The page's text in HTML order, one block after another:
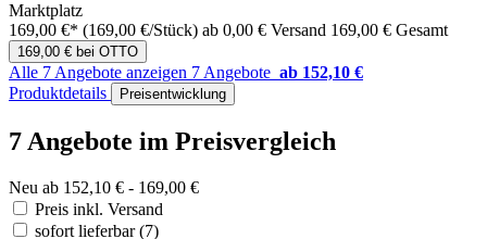
Marktplatz
169,00 €* (169,00 €/Stück) ab 0,00 € Versand 169,00 € Gesamt
169,00 € bei OTTO
Alle 7 Angebote anzeigen 7 Angebote ab 152,10 €
Produktdetails
Preisentwicklung
7 Angebote im Preisvergleich
Neu ab 152,10 € - 169,00 €
Preis inkl. Versand
sofort lieferbar(7)